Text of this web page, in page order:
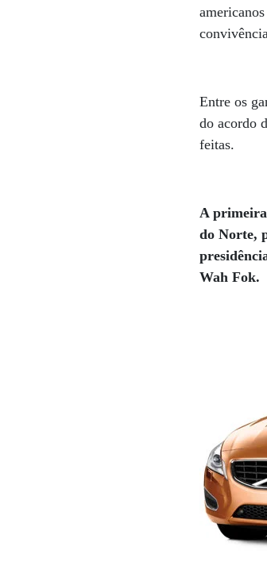
Entre os
do acordo
feitas.
A primeira
do Norte,
Wah Fok.